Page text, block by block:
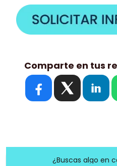
Comparte en tus
¿Buscas algo en